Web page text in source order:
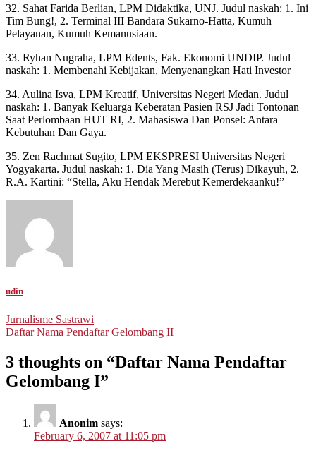
32. Sahat Farida Berlian, LPM Didaktika, UNJ. Judul naskah: 1. Ini
Tim Bung!, 2. Terminal III Bandara Sukarno-Hatta, Kumuh
Pelayanan, Kumuh Kemanusiaan.
33. Ryhan Nugraha, LPM Edents, Fak. Ekonomi UNDIP. Judul
naskah: 1. Membenahi Kebijakan, Menyenangkan Hati Investor
34. Aulina Isva, LPM Kreatif, Universitas Negeri Medan. Judul
naskah: 1. Banyak Keluarga Keberatan Pasien RSJ Jadi Tontonan
Saat Perlombaan HUT RI, 2. Mahasiswa Dan Ponsel: Antara
Kebutuhan Dan Gaya.
35. Zen Rachmat Sugito, LPM EKSPRESI Universitas Negeri
Yogyakarta. Judul naskah: 1. Dia Yang Masih (Terus) Dikayuh, 2.
R.A. Kartini: “Stella, Aku Hendak Merebut Kemerdekaanku!”
udin
Post
navigation
Jurnalisme Sastrawi
Daftar Nama Pendaftar Gelombang II
3 thoughts on “Daftar Nama Pendaftar
Gelombang I”
Anonim says:
February 6, 2007 at 11:05 pm